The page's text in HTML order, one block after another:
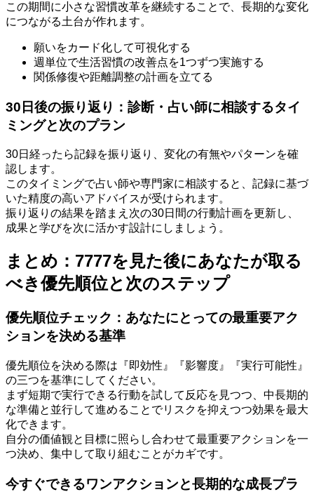
この期間に小さな習慣改革を継続することで、長期的な変化
につながる土台が作れます。
願いをカード化して可視化する
週単位で生活習慣の改善点を1つずつ実施する
関係修復や距離調整の計画を立てる
30日後の振り返り：診断・占い師に相談するタイ
ミングと次のプラン
30日経ったら記録を振り返り、変化の有無やパターンを確
認します。
このタイミングで占い師や専門家に相談すると、記録に基づ
いた精度の高いアドバイスが受けられます。
振り返りの結果を踏まえ次の30日間の行動計画を更新し、
成果と学びを次に活かす設計にしましょう。
まとめ：7777を見た後にあなたが取る
べき優先順位と次のステップ
優先順位チェック：あなたにとっての最重要アク
ションを決める基準
優先順位を決める際は『即効性』『影響度』『実行可能性』
の三つを基準にしてください。
まず短期で実行できる行動を試して反応を見つつ、中長期的
な準備と並行して進めることでリスクを抑えつつ効果を最大
化できます。
自分の価値観と目標に照らし合わせて最重要アクションを一
つ決め、集中して取り組むことがカギです。
今すぐできるワンアクションと長期的な成長プラ